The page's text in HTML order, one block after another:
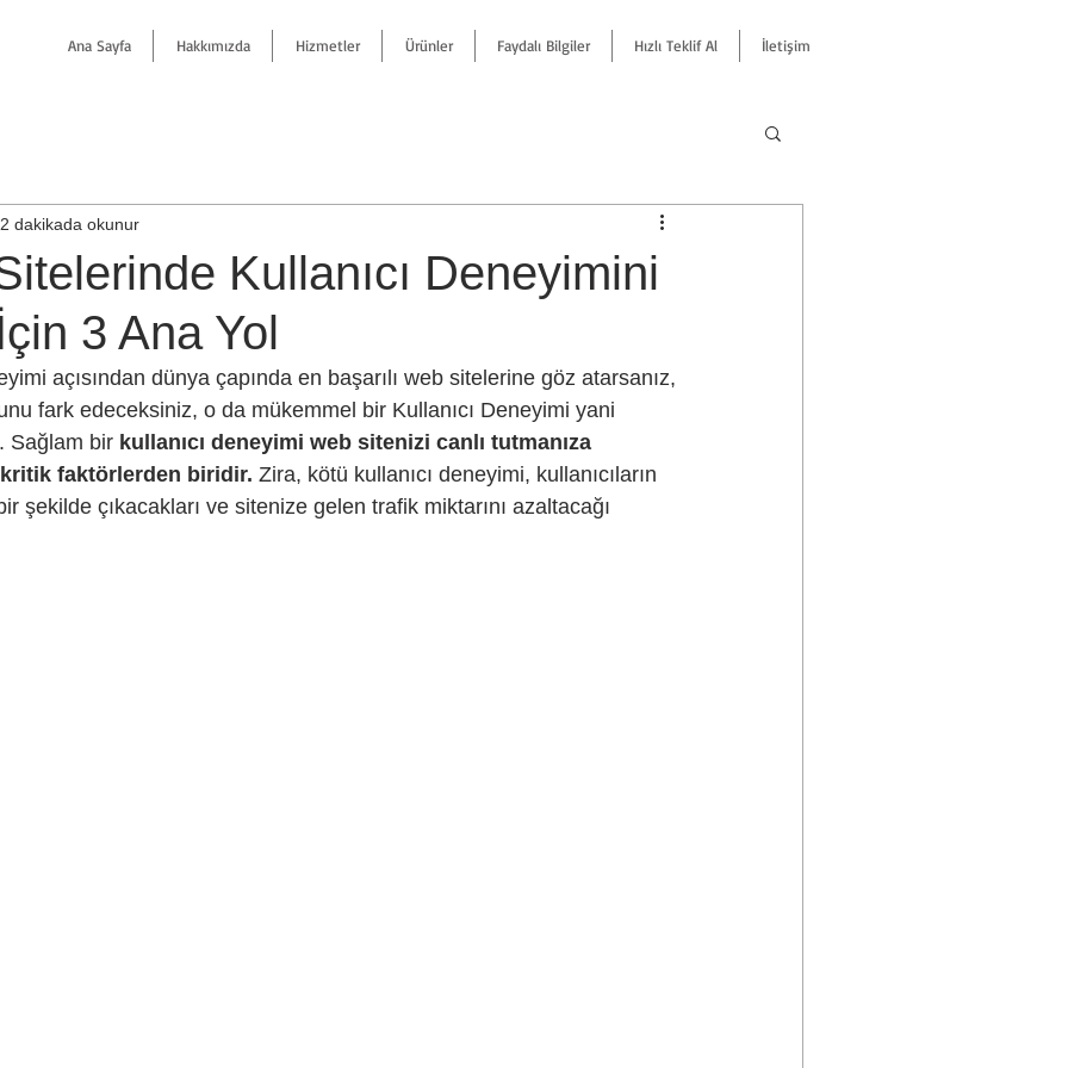
Ana Sayfa Hakkımızda Hizmetler Ürünler Faydalı Bilgiler Hızlı Teklif Al İletişim
Kullanıcı Deneyimini
3 Ana Yol
2 dakikada okunur
fark edeceksiniz, o da mükemmel bir Kullanıcı Deneyimi yani
. Sağlam bir kullanıcı deneyimi web sitenizi canlı tutmanıza
kritik faktörlerden biridir. Zira, kötü kullanıcı deneyimi, kullanıcıların
şekilde çıkacakları ve sitenize gelen trafik miktarını azaltacağı